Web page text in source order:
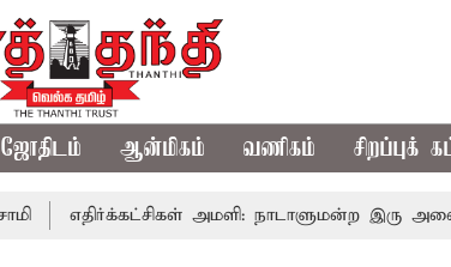
ஜோதிடம் ஆன்மிகம் வணிகம் சிறப்புக்
எதிர்க்கட்சிகள் அமளி: நாடாளுமன்ற இரு